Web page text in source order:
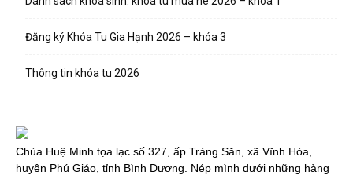
Đăng ký Khóa Tu Gia Hạnh 2026 – khóa 3
Thông tin khóa tu 2026
Chùa Huệ Minh tọa lạc số 327, ấp Trảng Săn, xã Vĩnh Hòa,
huyện Phú Giáo, tỉnh Bình Dương. Nép mình dưới những hàng